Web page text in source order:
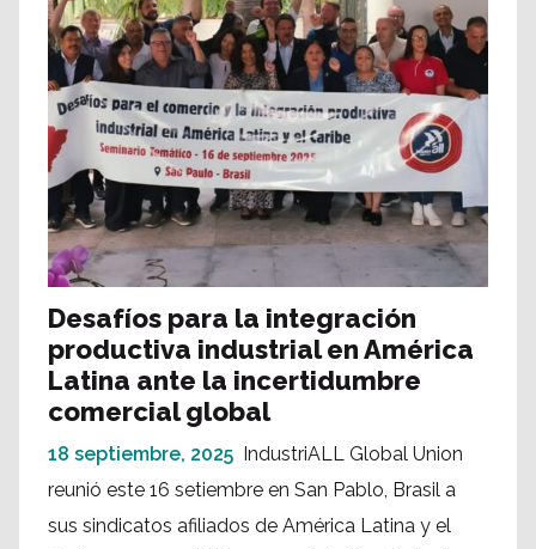
Desafíos para la integración
productiva industrial en América
Latina ante la incertidumbre
comercial global
18 septiembre, 2025
IndustriALL Global Union
reunió este 16 setiembre en San Pablo, Brasil a
sus sindicatos afiliados de América Latina y el